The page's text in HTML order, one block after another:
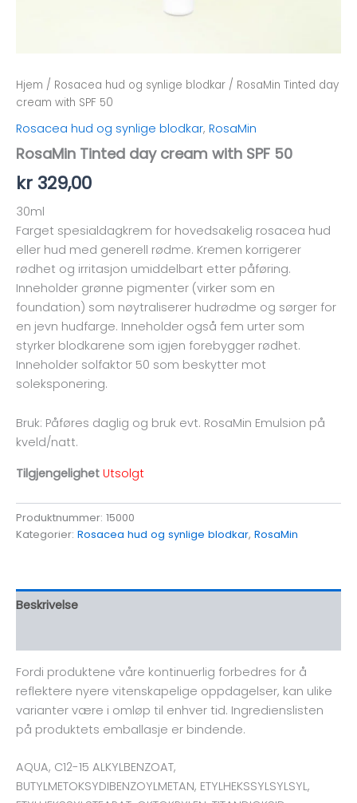
Hjem / Rosacea hud og synlige blodkar / RosaMin Tinted day
cream with SPF 50
Rosacea hud og synlige blodkar, RosaMin
RosaMin Tinted day cream with SPF 50
kr 329,00
30ml
Farget spesialdagkrem for hovedsakelig rosacea hud
eller hud med generell rødme. Kremen korrigerer
rødhet og irritasjon umiddelbart etter påføring.
Inneholder grønne pigmenter (virker som en
foundation) som nøytraliserer hudrødme og sørger for
en jevn hudfarge. Inneholder også fem urter som
styrker blodkarene som igjen forebygger rødhet.
Inneholder solfaktor 50 som beskytter mot
soleksponering.
Bruk: Påføres daglig og bruk evt. RosaMin Emulsion på
kveld/natt.
Tilgjengelighet Utsolgt
Produktnummer: 15000
Kategorier: Rosacea hud og synlige blodkar, RosaMin
Beskrivelse
Fordi produktene våre kontinuerlig forbedres for å
reflektere nyere vitenskapelige oppdagelser, kan ulike
varianter være i omløp til enhver tid. Ingredienslisten
på produktets emballasje er bindende.
AQUA, C12-15 ALKYLBENZOAT,
BUTYLMETOKSYDIBENZOYLMETAN, ETYLHEKSSYLSYLSYL,